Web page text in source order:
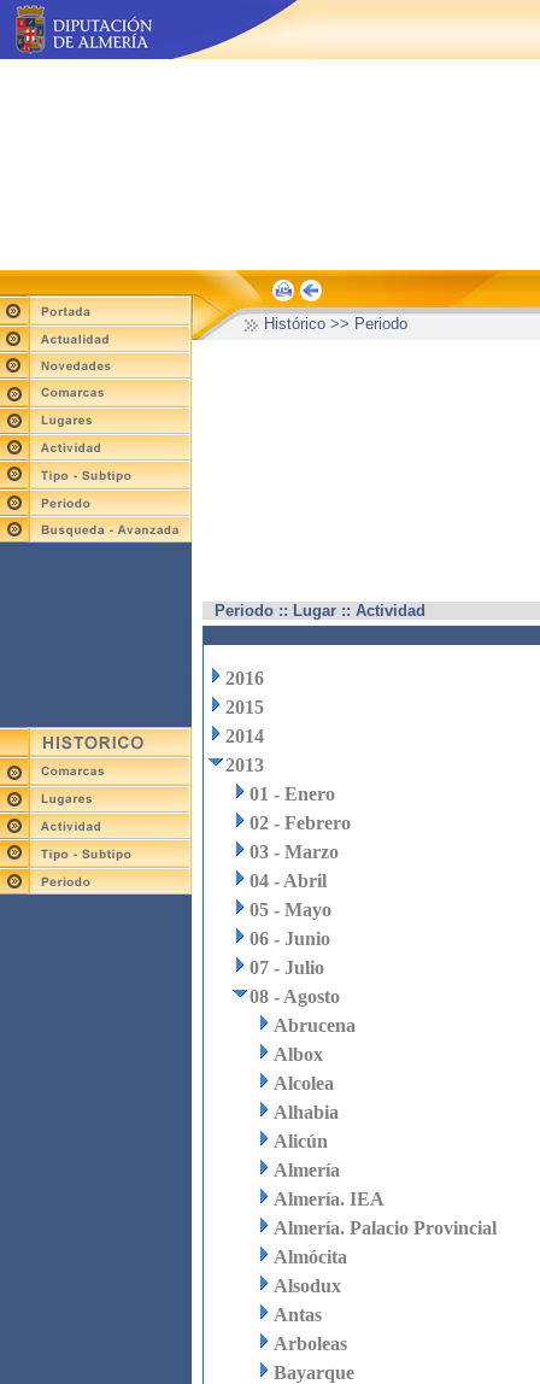
Histórico >> Periodo
Periodo :: Lugar :: Actividad
2016
2015
2014
2013
01 - Enero
02 - Febrero
03 - Marzo
04 - Abril
05 - Mayo
06 - Junio
07 - Julio
08 - Agosto
Abrucena
Albox
Alcolea
Alhabia
Alicún
Almería
Almería. IEA
Almería. Palacio Provincial
Almócita
Alsodux
Antas
Arboleas
Bayarque